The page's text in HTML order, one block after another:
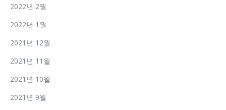
2022년 2월
2022년 1월
2021년 12월
2021년 11월
2021년 10월
2021년 9월